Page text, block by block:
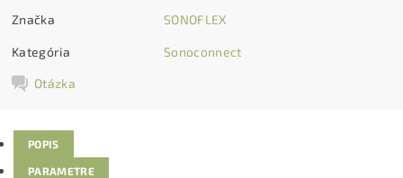
Značka SONOFLEX
Kategória Sonoconnect
Otázka
POPIS
PARAMETRE